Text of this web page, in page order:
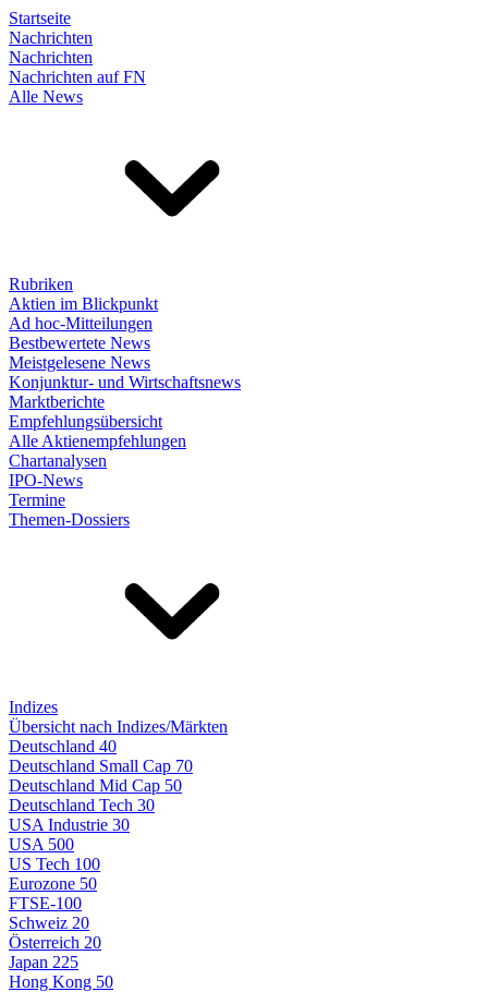
Startseite
Nachrichten
Nachrichten
Nachrichten auf FN
Alle News
Rubriken
Aktien im Blickpunkt
Ad hoc-Mitteilungen
Bestbewertete News
Meistgelesene News
Konjunktur- und Wirtschaftsnews
Marktberichte
Empfehlungsübersicht
Alle Aktienempfehlungen
Chartanalysen
IPO-News
Termine
Themen-Dossiers
Indizes
Übersicht nach Indizes/Märkten
Deutschland 40
Deutschland Small Cap 70
Deutschland Mid Cap 50
Deutschland Tech 30
USA Industrie 30
USA 500
US Tech 100
Eurozone 50
FTSE-100
Schweiz 20
Österreich 20
Japan 225
Hong Kong 50